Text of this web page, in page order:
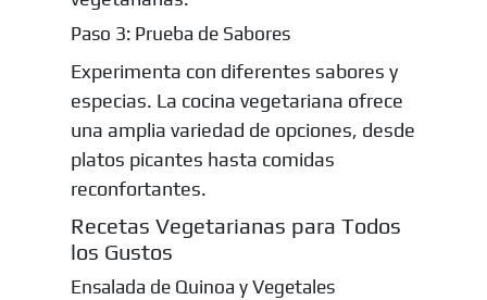
Paso 3: Prueba de Sabores
Experimenta con diferentes sabores y
especias. La cocina vegetariana ofrece
una amplia variedad de opciones, desde
platos picantes hasta comidas
reconfortantes.
Recetas Vegetarianas para Todos
los Gustos
Ensalada de Quinoa y Vegetales